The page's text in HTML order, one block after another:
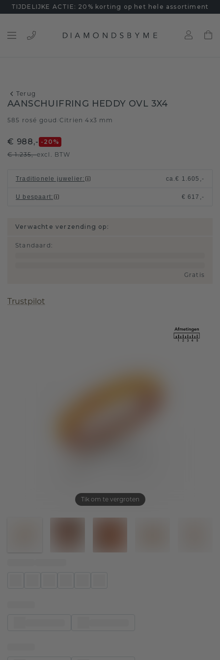
TIJDELIJKE ACTIE: 20% korting op het hele assortiment
Terug
Tik om te vergroten
AANSCHUIFRING HEDDY OVL 3X4
585 rosé goud Citrien 4x3 mm
€ 988,- -20 %
€ 1.235,-excl. BTW
Traditionele juwelier: ca.€ 1.605,-
U bespaart: € 617,-
Verwachte verzending op:
Standaard :
Gratis
Trustpilot